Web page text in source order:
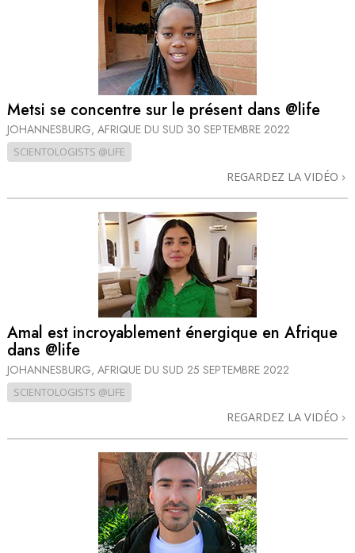
Metsi se concentre sur le présent dans @life
JOHANNESBURG, AFRIQUE DU SUD 30 SEPTEMBRE 2022
SCIENTOLOGISTS @LIFE
REGARDEZ LA VIDÉO
Amal est incroyablement énergique en Afrique
dans @life
JOHANNESBURG, AFRIQUE DU SUD 25 SEPTEMBRE 2022
SCIENTOLOGISTS @LIFE
REGARDEZ LA VIDÉO